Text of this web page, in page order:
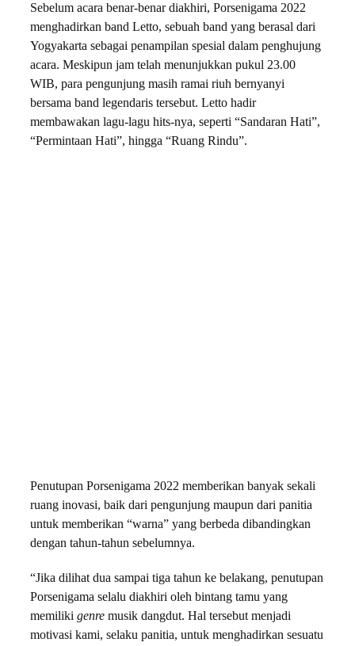
Sebelum acara benar-benar diakhiri, Porsenigama 2022
menghadirkan band Letto, sebuah band yang berasal dari
Yogyakarta sebagai penampilan spesial dalam penghujung
acara. Meskipun jam telah menunjukkan pukul 23.00
WIB, para pengunjung masih ramai riuh bernyanyi
bersama band legendaris tersebut. Letto hadir
membawakan lagu-lagu hits-nya, seperti “Sandaran Hati”,
“Permintaan Hati”, hingga “Ruang Rindu”.
Penutupan Porsenigama 2022 memberikan banyak sekali
ruang inovasi, baik dari pengunjung maupun dari panitia
untuk memberikan “warna” yang berbeda dibandingkan
dengan tahun-tahun sebelumnya.
“Jika dilihat dua sampai tiga tahun ke belakang, penutupan
Porsenigama selalu diakhiri oleh bintang tamu yang
memiliki genre musik dangdut. Hal tersebut menjadi
motivasi kami, selaku panitia, untuk menghadirkan sesuatu